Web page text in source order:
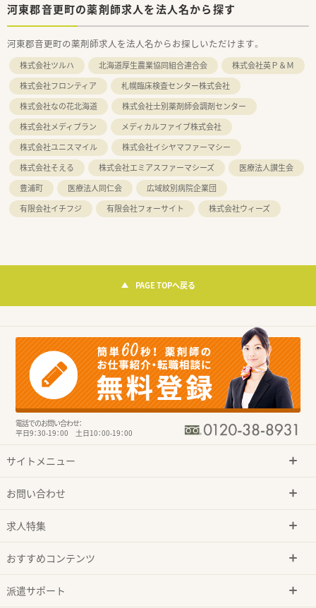
河東郡音更町の薬剤師求人を法人名から探す
河東郡音更町の薬剤師求人を法人名からお探しいただけます。
株式会社ツルハ 北海道厚生農業協同組合連合会
株式会社英Ｐ＆Ｍ
株式会社フロンティア
札幌臨床検査センター株式会社
株式会社なの花北海道
株式会社士別薬剤師会調剤センター
株式会社メディプラン
メディカルファイブ株式会社
株式会社ユニスマイル
株式会社イシヤマファーマシー
株式会社そえる
株式会社エミアスファーマシーズ
医療法人讃生会
豊浦町
医療法人同仁会
広域紋別病院企業団
有限会社イチフジ
有限会社フォーサイト 株式会社ウィーズ
PAGE TOPへ戻る
電話でのお問い合わせ：
平日9：30-19：00 土日10：00-19：00
サイトメニュー
お問い合わせ
求人特集
おすすめコンテンツ
派遣サポート